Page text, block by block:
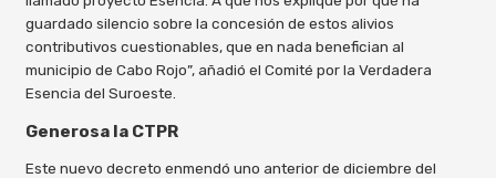
guardado silencio sobre la concesión de estos alivios
contributivos cuestionables, que en nada benefician al
municipio de Cabo Rojo”, añadió el Comité por la Verdadera
Esencia del Suroeste.
Generosa la CTPR
Este nuevo decreto enmendó uno anterior de diciembre del